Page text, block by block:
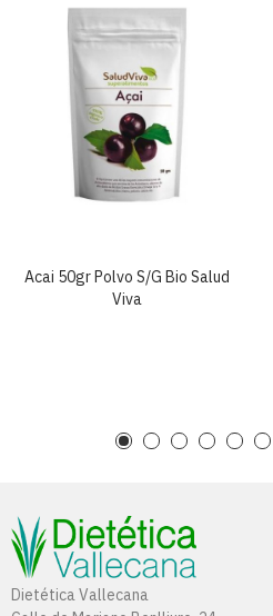
Acai 50gr Polvo S/g Bio Salud
Viva
Dietética Vallecana